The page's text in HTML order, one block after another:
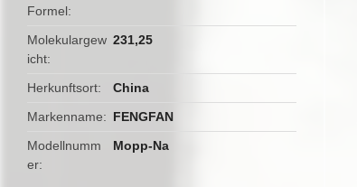
Formel
Molekulargew
icht
231,25
Herkunftsort
China
Markenname
FENGFAN
Modellnumm
er
Mopp-Na